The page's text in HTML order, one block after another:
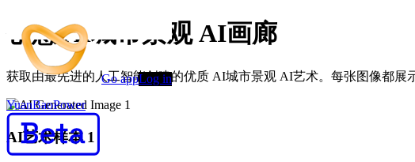
YuanBaoPower
Go appLog in
创意 AI城市景观 AI画廊
获取由最先进的人工智能创建的优质 AI城市景观 AI艺术。每张图像都展
AI艺术样本 1